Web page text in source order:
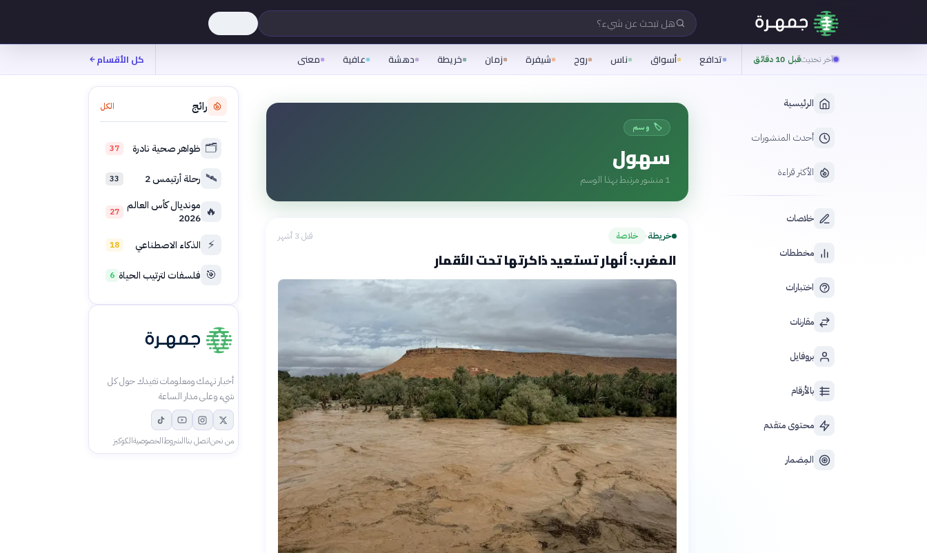
هل تبحث عن شيء؟
آخر تحديثقبل 10 دقائق تدافع أسواق ناس روح شيفرة زمان خريطة دهشة عافية معنى كل الأقسام
الرئيسية
أحدث المنشورات
الأكثر قراءة
خلاصات
مخططات
اختبارات
مقارنات
بروفايل
بالأرقام
محتوى متقدم
المِضمار
🏷️ وسم
سهول
1 منشور مرتبط بهذا الوسم
خريطة› خلاصة قبل 3 أشهر
المغرب: أنهار تستعيد ذاكرتها تحت الأقمار
رائج الكل
🗂️ ظواهر صحية نادرة 37
🛰️ رحلة أرتيمس 2 33
🔥 مونديال كأس العالم
2026
27
⚡ الذكاء الاصطناعي 18
🎯 فلسفات لترتيب الحياة 6
أخبار تهمك ومعلومات تفيدك حول كل
شيء وعلى مدار الساعة
من نحناتصل بناالشروطالخصوصيةالكوكيز